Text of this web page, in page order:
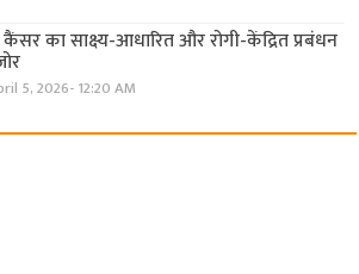
कैंसर का साक्ष्य-आधारित और रोगी-केंद्रित प्रबंधन
5, 2026- 12:20 AM